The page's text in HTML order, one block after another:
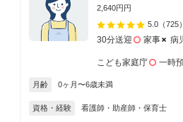
2,640円円
5.0 （725）
30分送迎 家事 病
こども家庭庁 一時
月齢 0ヶ月〜6歳未満
資格・経験 看護師・助産師・保育士